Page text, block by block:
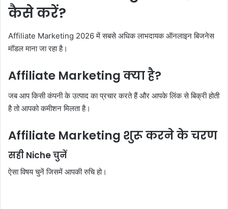
कैसे करें?
Affiliate Marketing 2026 में सबसे अधिक लाभदायक ऑनलाइन बिजनेस
मॉडल माना जा रहा है।
Affiliate Marketing क्या है?
जब आप किसी कंपनी के उत्पाद का प्रचार करते हैं और आपके लिंक से बिक्री होती
है तो आपको कमीशन मिलता है।
Affiliate Marketing शुरू करने के चरण
सही Niche चुनें
ऐसा विषय चुनें जिसमें आपकी रुचि हो।